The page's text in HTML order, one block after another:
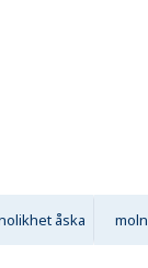
åska moln